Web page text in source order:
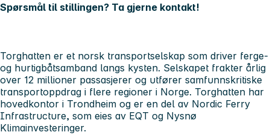
Spørsmål til stillingen? Ta gjerne kontakt!
Torghatten er et norsk transportselskap som driver ferge-
og hurtigbåtsamband langs kysten. Selskapet frakter årlig
over 12 millioner passasjerer og utfører samfunnskritiske
transportoppdrag i flere regioner i Norge. Torghatten har
hovedkontor i Trondheim og er en del av Nordic Ferry
Infrastructure, som eies av EQT og Nysnø
Klimainvesteringer.